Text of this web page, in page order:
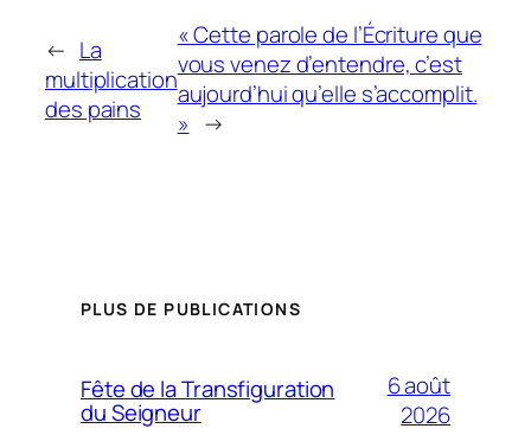
← La
multiplication
des pains
« Cette parole de l’Écriture que
vous venez d’entendre, c’est
aujourd’hui qu’elle s’accomplit.
» →
PLUS DE PUBLICATIONS
Fête de la Transfiguration
du Seigneur
6 août
2026